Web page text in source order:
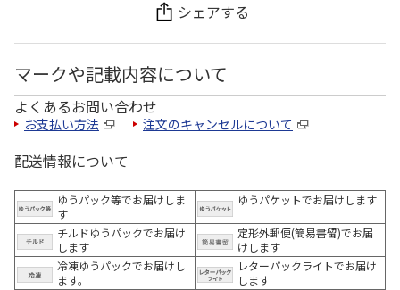
シェアする
マークや記載内容について
よくあるお問い合わせ
お支払い方法 注文のキャンセルについて
配送情報について
ゆうパック等でお届けしま
す
ゆうパケットでお届けします
チルドゆうパックでお届け
します
定形外郵便(簡易書留)でお届
けします
冷凍ゆうパックでお届けし
ます。
レターパックライトでお届け
します